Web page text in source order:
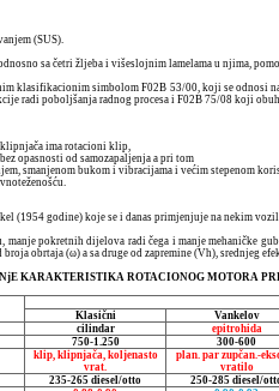
(SUS).
sa četri žljeba i višeslojnim lamelama u njima,
klasifikacionim simbolom F02B 53/00, koji se
radi poboljšanja radnog procesa i F02B 75/08 koji
ima rotacioni klip,
opasnosti od samozapaljenja a pri tom
smanjenom bukom i vibracijama i većim stepenom
(1954 godine) koje se i danas primjenjuje na nekim
pokretnih dijelova radi čega i manje mehaničke
obrtaja (ω) a sa druge od zapremine (Vh), srednjeg
KARAKTERISTIKA ROTACIONOG MOTORA
Klasični
Vankelov
cilindar epitrohida
750-1.250 300-600
klip, klipnjača, koljenasto
vrat.
plan. par zupčan.-
vratilo
235-265 diesel/otto 250-285 diesel/